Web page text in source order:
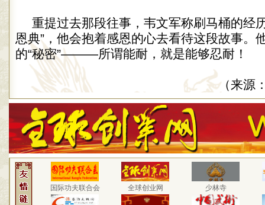
重提过去那段往事，韦文军称刷马桶的经
恩典”，他会抱着感恩的心去看待这段故事。
的“秘密”———所谓能耐，就是能够忍耐！
（来源
国际功夫联合会 全球创业网 少林寺